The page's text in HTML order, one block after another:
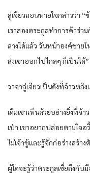
ลู่เจียวถอนหายใจกล่าวว่า
เราสองตระกูลทำการค้าร่ว
ลางได้แล้ว วันหน้าองค์ชายใ
ส่งเขาออกไปไกลๆ ก็เป็นได้”
วาจาลู่เจียวเป็นดังที่จ้าวหลิ
เดิมเขาเห็นด้วยอย่างยิ่งที่จ้
เป่า เขาอยากปล่อยตามใจอ
ไม่เจ้าชู้และรู้จักก่อร่างสร้า
ผู้ใดจะรู้ว่าตระกูลเซี่ยถึงกับ